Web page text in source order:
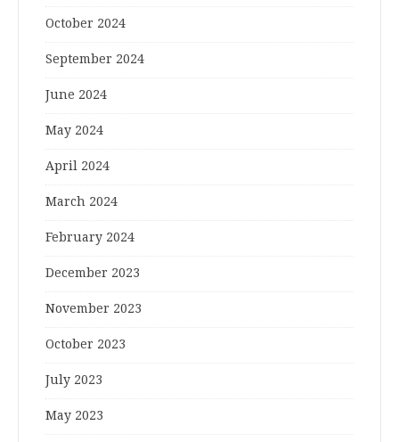
October 2024
September 2024
June 2024
May 2024
April 2024
March 2024
February 2024
December 2023
November 2023
October 2023
July 2023
May 2023